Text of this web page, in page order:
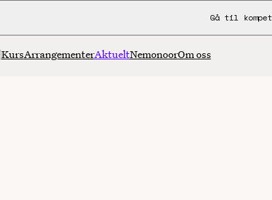
Gå til
KursArrangementerAktueltNemonoorOm oss